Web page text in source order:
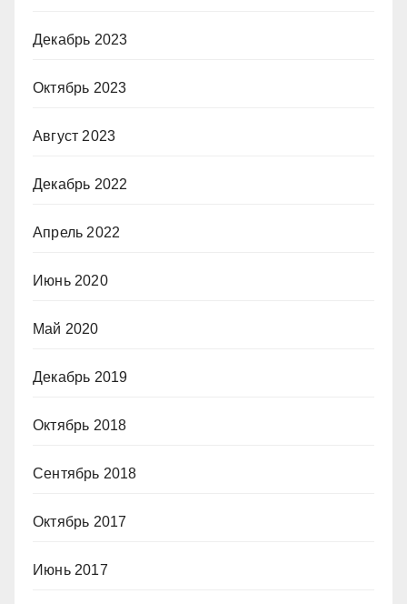
Декабрь 2023
Октябрь 2023
Август 2023
Декабрь 2022
Апрель 2022
Июнь 2020
Май 2020
Декабрь 2019
Октябрь 2018
Сентябрь 2018
Октябрь 2017
Июнь 2017